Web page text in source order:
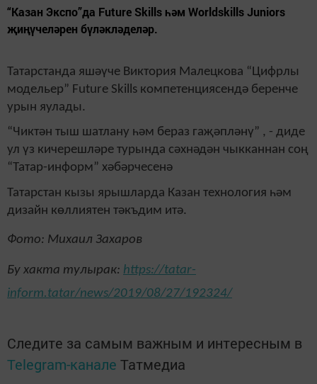
“Казан Экспо”да Future Skills һәм Worldskills Juniors
җиңүчеләрен бүләкләделәр.
Татарстанда яшәүче Виктория Малецкова “Цифрлы
модельер” Future Skills компетенциясендә беренче
урын яулады.
“Чиктән тыш шатлану һәм бераз гаҗәпләнү” , - диде
ул үз кичерешләре турында сәхнәдән чыкканнан соң
“Татар-информ” хәбәрчесенә
Татарстан кызы ярышларда Казан технология һәм
дизайн көллиятен тәкъдим итә.
Фото: Михаил Захаров
Бу хакта тулырак: https://tatar-
inform.tatar/news/2019/08/27/192324/
Следите за самым важным и интересным в
Telegram-канале Татмедиа